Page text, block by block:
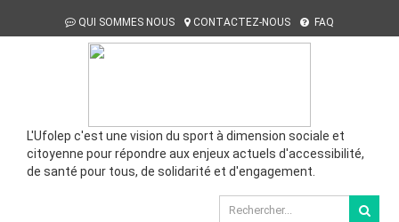
QUI SOMMES NOUS CONTACTEZ-NOUS FAQ
L'Ufolep c'est une vision du sport à dimension sociale et
citoyenne pour répondre aux enjeux actuels d'accessibilité,
de santé pour tous, de solidarité et d'engagement.